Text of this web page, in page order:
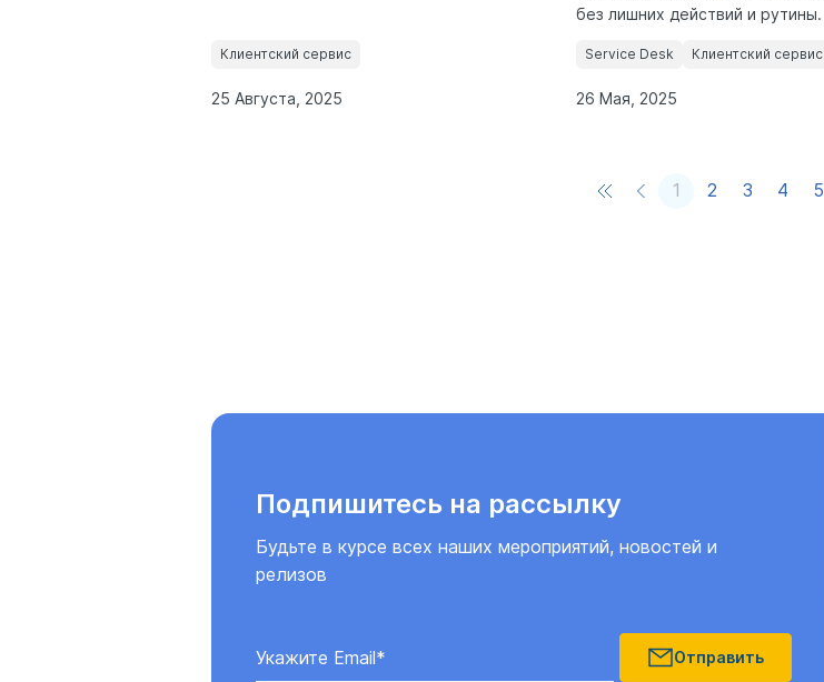
Клиентский сервис
25 Августа, 2025
без лишних действий и рутины.
Service Desk Клиентский сервис
26 Мая, 2025
1 2 3 4 5
Подпишитесь на рассылку
Будьте в курсе всех наших мероприятий, новостей и
релизов
Отправить